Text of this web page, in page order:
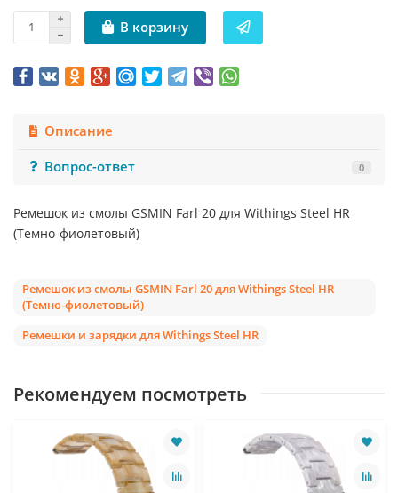
В корзину
Описание
Вопрос-ответ
0
Ремешок из смолы GSMIN Farl 20 для Withings Steel HR
(Темно-фиолетовый)
Ремешок из смолы GSMIN Farl 20 для Withings Steel HR
(Темно-фиолетовый)
Ремешки и зарядки для Withings Steel HR
Рекомендуем посмотреть